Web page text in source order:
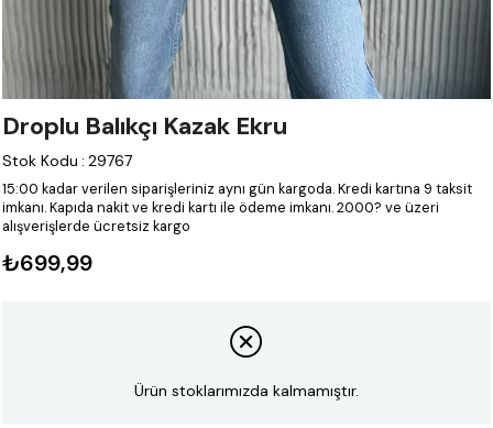
Droplu Balıkçı Kazak Ekru
Stok Kodu : 29767
15:00 kadar verilen siparişleriniz aynı gün kargoda.Kredi kartına 9 taksit
imkanı.Kapıda nakit ve kredi kartı ile ödeme imkanı.2000? ve üzeri
alışverişlerde ücretsiz kargo
₺699,99
Ürün stoklarımızda kalmamıştır.